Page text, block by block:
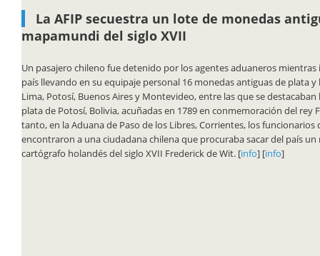
La AFIP secuestra un lote de monedas
mapamundi del siglo XVII
Un pasajero chileno fue detenido por los agentes aduaneros
país llevando en su equipaje personal 16 monedas antiguas de plata
Lima, Potosí, Buenos Aires y Montevideo, entre las que se destacaban
plata de Potosí, Bolivia, acuñadas en 1789 en conmemoración del rey
tanto, en la Aduana de Paso de los Libres, Corrientes, los funcionarios
encontraron a una ciudadana chilena que procuraba sacar del país
cartógrafo holandés del siglo XVII Frederick de Wit. [info] [info]